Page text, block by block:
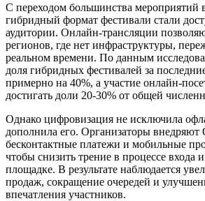
С переходом большинства мероприятий
гибридный формат фестивали стали
аудитории. Онлайн-трансляции
регионов, где нет инфраструктуры,
реальном времени. По данным
доля гибридных фестивалей за
примерно на 40%, а участие онлайн-
достигать доли 20-30% от общей
Однако цифровизация не исключила
дополнила его. Организаторы внедряют
бесконтактные платежи и мобильные
чтобы снизить трение в процессе входа
площадке. В результате наблюдается
продаж, сокращение очередей и
впечатления участников.